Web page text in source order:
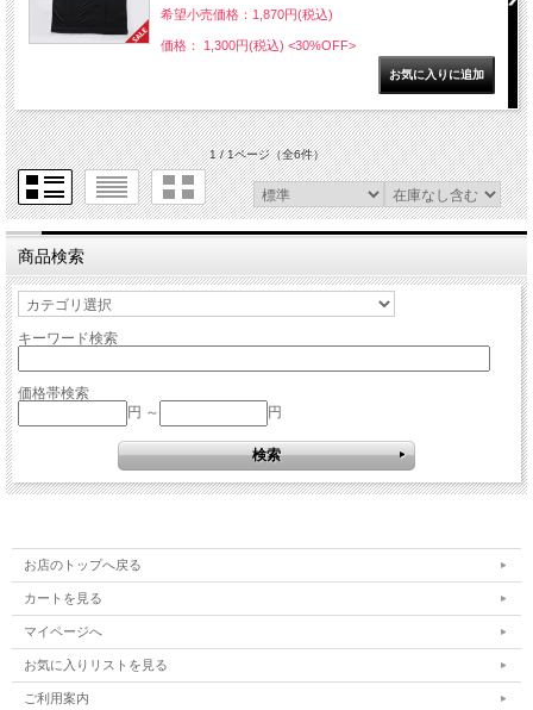
希望小売価格：1,870円(税込)
価格： 1,300円(税込) <30%OFF>
1 / 1ページ（全6件）
商品検索
キーワード検索
価格帯検索
円 ～
円
お店のトップへ戻る
カートを見る
マイページへ
お気に入りリストを見る
ご利用案内